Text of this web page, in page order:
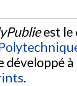
est le
développé
.